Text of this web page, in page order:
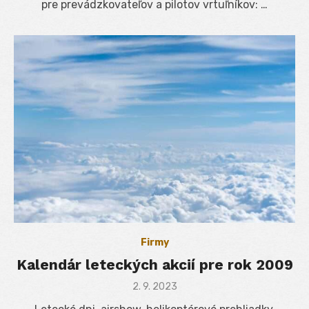
pre prevádzkovateľov a pilotov vrtuľníkov: …
Firmy
Kalendár leteckých akcií pre rok 2009
Posted
2. 9. 2023